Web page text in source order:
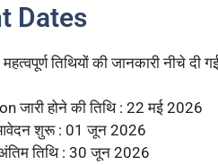
Dates
तिथियों की जानकारी नीचे दी
जारी होने की तिथि : 22 मई 2026
शुरू : 01 जून 2026
तिथि : 30 जून 2026